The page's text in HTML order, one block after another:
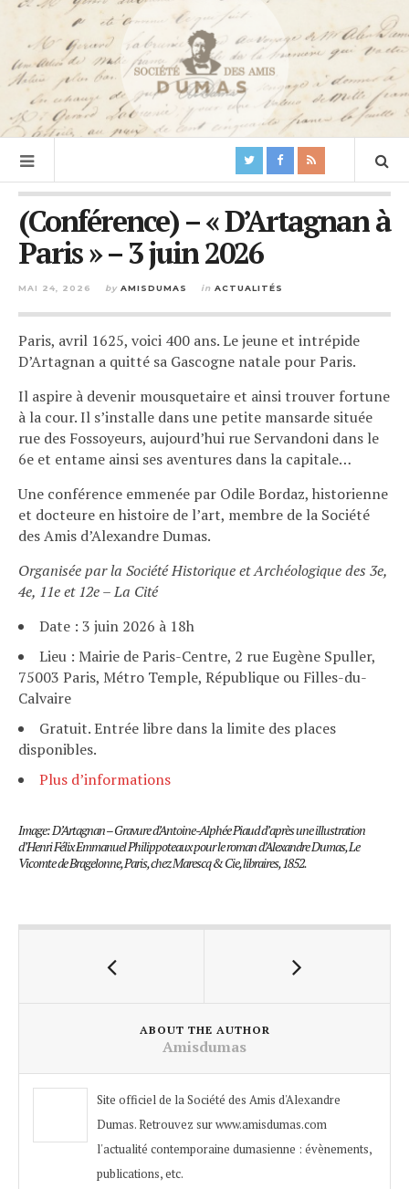
(Conférence) – « D’Artagnan à
Paris » – 3 juin 2026
MAI 24, 2026 by AMISDUMAS in ACTUALITÉS
Paris, avril 1625, voici 400 ans. Le jeune et intrépide
D’Artagnan a quitté sa Gascogne natale pour Paris.
Il aspire à devenir mousquetaire et ainsi trouver fortune
à la cour. Il s’installe dans une petite mansarde située
rue des Fossoyeurs, aujourd’hui rue Servandoni dans le
6e et entame ainsi ses aventures dans la capitale…
Une conférence emmenée par Odile Bordaz, historienne
et docteure en histoire de l’art, membre de la Société
des Amis d’Alexandre Dumas.
Organisée par la Société Historique et Archéologique des 3e,
4e, 11e et 12e – La Cité
Date : 3 juin 2026 à 18h
Lieu : Mairie de Paris-Centre, 2 rue Eugène Spuller,
75003 Paris, Métro Temple, République ou Filles-du-
Calvaire
Gratuit. Entrée libre dans la limite des places
disponibles.
Plus d’informations
Image: D’Artagnan – Gravure d’Antoine-Alphée Piaud d’après une illustration
d’Henri Félix Emmanuel Philippoteaux pour le roman d’Alexandre Dumas, Le
Vicomte de Bragelonne, Paris, chez Marescq & Cie, libraires, 1852.
ABOUT THE AUTHOR
Amisdumas
Site officiel de la Société des Amis d'Alexandre
Dumas. Retrouvez sur www.amisdumas.com
l'actualité contemporaine dumasienne : évènements,
publications, etc.